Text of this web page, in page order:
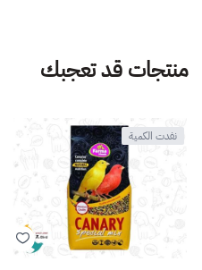
منتجات قد تعجبك
نفدت الكمية